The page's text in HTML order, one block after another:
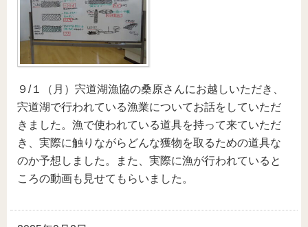
９/１（月）宍道湖漁協の桑原さんにお越しいただき、
宍道湖で行われている漁業についてお話をしていただ
きました。漁で使われている道具を持って来ていただ
き、実際に触りながらどんな獲物を取るための道具な
のか予想しました。また、実際に漁が行われていると
ころの動画も見せてもらいました。